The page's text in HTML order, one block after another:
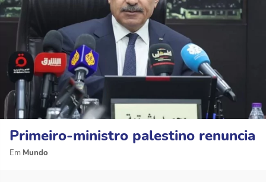
Primeiro-ministro palestino renuncia
Mundo